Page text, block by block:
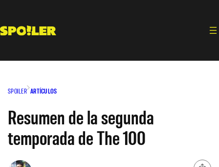
contenido
SPOILER ARTÍCULOS
Resumen de la segunda
temporada de The 100